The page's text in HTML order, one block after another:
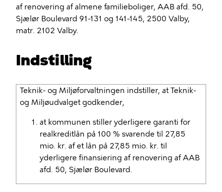
af renovering af almene familieboliger, AAB afd. 50,
Sjælør Boulevard 91-131 og 141-145, 2500 Valby,
matr. 2102 Valby.
Indstilling
Teknik- og Miljøforvaltningen indstiller, at Teknik-
og Miljøudvalget godkender,
at kommunen stiller yderligere garanti for
realkreditlån på 100 % svarende til 27,85
mio. kr. af et lån på 27,85 mio. kr. til
yderligere finansiering af renovering af AAB
afd. 50, Sjælør Boulevard.